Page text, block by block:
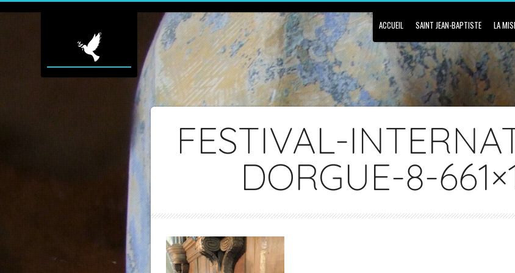
ACCUEIL SAINT JEAN-BAPTISTE LA
FESTIVAL-
DORGUE-8-